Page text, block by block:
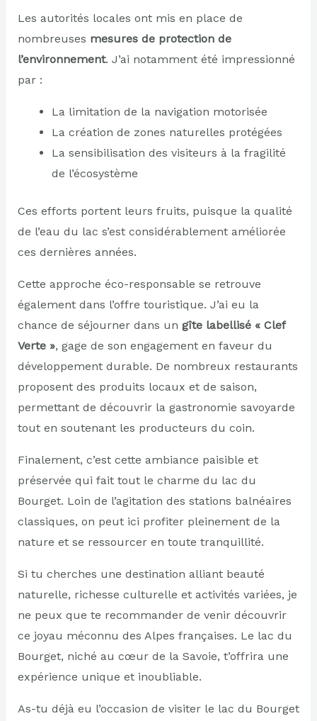
Les autorités locales ont mis en place de
nombreuses mesures de protection de
l’environnement. J’ai notamment été impressionné
par :
La limitation de la navigation motorisée
La création de zones naturelles protégées
La sensibilisation des visiteurs à la fragilité
de l’écosystème
Ces efforts portent leurs fruits, puisque la qualité
de l’eau du lac s’est considérablement améliorée
ces dernières années.
Cette approche éco-responsable se retrouve
également dans l’offre touristique. J’ai eu la
chance de séjourner dans un gîte labellisé « Clef
Verte », gage de son engagement en faveur du
développement durable. De nombreux restaurants
proposent des produits locaux et de saison,
permettant de découvrir la gastronomie savoyarde
tout en soutenant les producteurs du coin.
Finalement, c’est cette ambiance paisible et
préservée qui fait tout le charme du lac du
Bourget. Loin de l’agitation des stations balnéaires
classiques, on peut ici profiter pleinement de la
nature et se ressourcer en toute tranquillité.
Si tu cherches une destination alliant beauté
naturelle, richesse culturelle et activités variées, je
ne peux que te recommander de venir découvrir
ce joyau méconnu des Alpes françaises. Le lac du
Bourget, niché au cœur de la Savoie, t’offrira une
expérience unique et inoubliable.
As-tu déjà eu l’occasion de visiter le lac du Bourget